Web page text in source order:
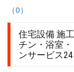
（0）
住宅設備 施
チン・浴室
ンサービス24